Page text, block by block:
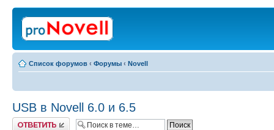
Список форумов ‹ Форумы ‹ Novell
USB в Novell 6.0 и 6.5
Ответить